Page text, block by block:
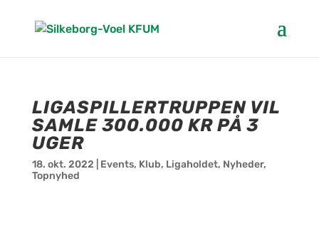
LIGASPILLERTRUPPEN VIL
SAMLE 300.000 KR PÅ 3
UGER
18. okt. 2022 Events, Klub, Ligaholdet, Nyheder,
Topnyhed